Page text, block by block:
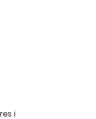
i